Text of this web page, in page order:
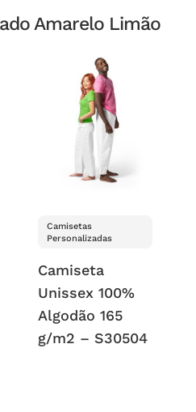
Amarelo Limão
Camisetas
Personalizadas
Camiseta
Unissex 100%
Algodão 165
g/m2 – S30504